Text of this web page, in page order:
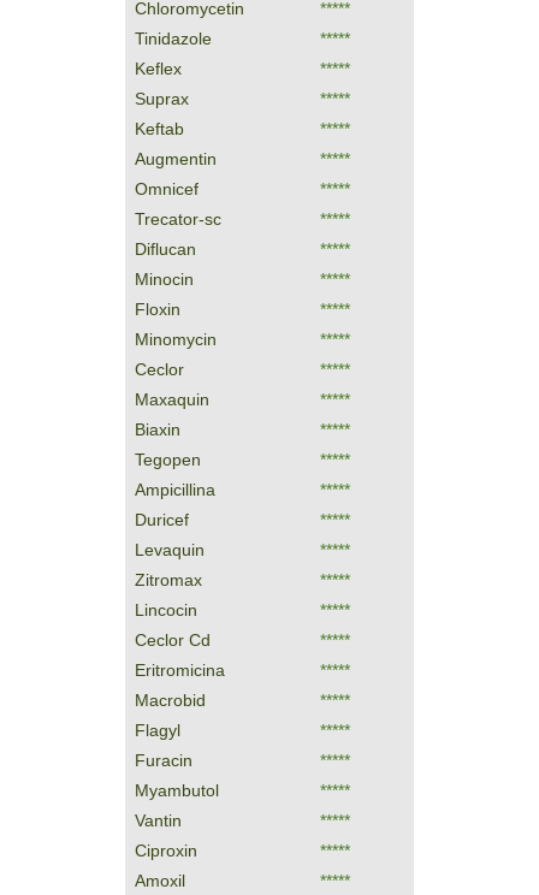
Chloromycetin
*****
Tinidazole
*****
Keflex
*****
Suprax
*****
Keftab
*****
Augmentin
*****
Omnicef
*****
Trecator-sc
*****
Diflucan
*****
Minocin
*****
Floxin
*****
Minomycin
*****
Ceclor
*****
Maxaquin
*****
Biaxin
*****
Tegopen
*****
Ampicillina
*****
Duricef
*****
Levaquin
*****
Zitromax
*****
Lincocin
*****
Ceclor Cd
*****
Eritromicina
*****
Macrobid
*****
Flagyl
*****
Furacin
*****
Myambutol
*****
Vantin
*****
Ciproxin
*****
Amoxil
*****